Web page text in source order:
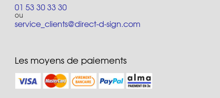
01 53 30 33 30
ou
service_clients@direct-d-sign.com
Les moyens de paiements